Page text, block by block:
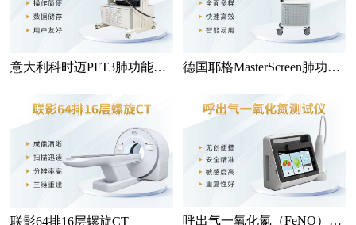
意大利科时迈PFT3肺功能检
德国耶格MasterScreen肺功能
联影64排16层螺旋CT
呼出气一氧化氮（FeNO）测